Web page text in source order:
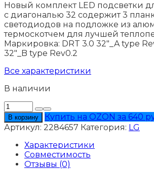
Новый комплект LED подсветки
с диагональю 32 содержит 3
светодиодов на подложке из
термоскотчем для лучшей
Маркировка: DRT 3.0 32"_A type
32"_B type Rev0.2
Все характеристики
В наличии
Количество
товара
Подсветка
LG
32LB551V
В корзину
Купить на OZON за 640
Артикул: 2284657 Категория: LG
Характеристики
Совместимость
Отзывы (0)